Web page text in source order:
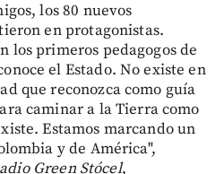
los 80 nuevos
en protagonistas.
los primeros pedagogos de
el Estado. No existe en
que reconozca como guía
caminar a la Tierra como
Estamos marcando un
y de América",
Green Stócel,